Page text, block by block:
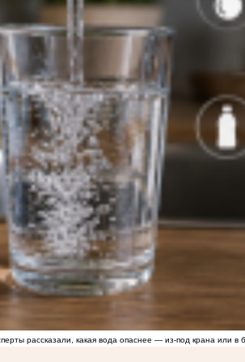
рассказали, какая вода опаснее — из-под крана или в